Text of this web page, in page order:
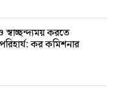
করতে
কর কমিশনার